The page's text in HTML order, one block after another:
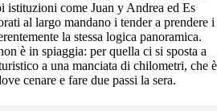
istituzioni come Juan y Andrea ed Es
al largo mandano i tender a prendere i
la stessa logica panoramica.
è in spiaggia: per quella ci si sposta a
a una manciata di chilometri, che è
cenare e fare due passi la sera.